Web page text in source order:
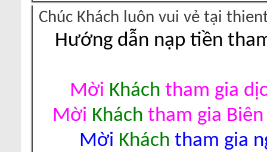
Chúc Khách luôn vui vẻ tại
Hướng dẫn nạp tiền
Mời Khách tham gia
Mời Khách tham gia
Mời Khách tham gia